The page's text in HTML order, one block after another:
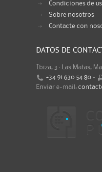
Condiciones de
Sobre nosotros
Contacte con
DATOS DE
Ibiza, 3 · Las Matas,
+34 91 630 54 80 -
Enviar e-mail: